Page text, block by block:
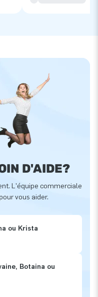
D'AIDE?
L'équipe commerciale
vous aider.
ou Krista
Botaina ou